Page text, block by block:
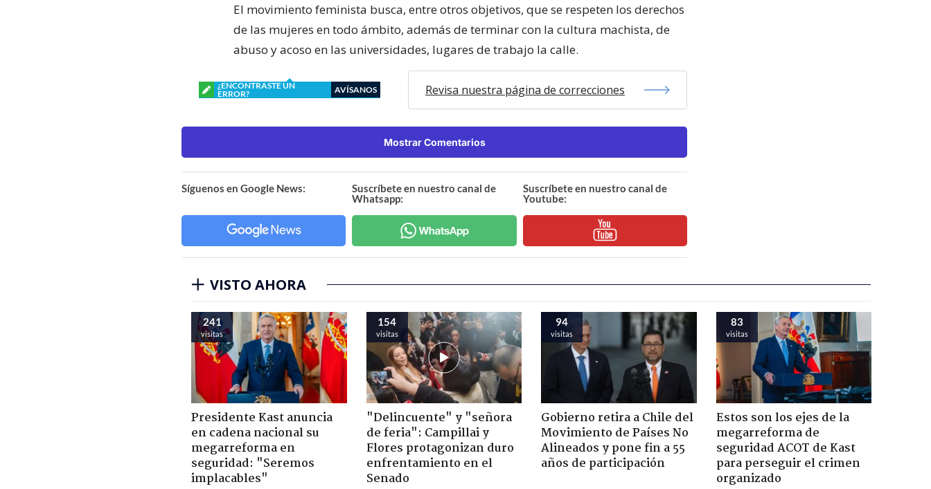
El movimiento feminista busca, entre otros objetivos, que se respeten los derechos
de las mujeres en todo ámbito, además de terminar con la cultura machista, de
abuso y acoso en las universidades, lugares de trabajo la calle.
¿ENCONTRASTE UN
ERROR?
AVÍSANOS Revisa nuestra página de correcciones
Mostrar Comentarios
Síguenos en Google News:
Suscríbete en nuestro canal de
Whatsapp:
Suscríbete en nuestro canal de
Youtube:
VISTO AHORA
241
visitas
Presidente Kast anuncia
en cadena nacional su
megarreforma en
seguridad: "Seremos
implacables"
154
visitas
"Delincuente" y "señora
de feria": Campillai y
Flores protagonizan duro
enfrentamiento en el
Senado
94
visitas
Gobierno retira a Chile del
Movimiento de Países No
Alineados y pone fin a 55
años de participación
83
visitas
Estos son los ejes de la
megarreforma de
seguridad ACOT de Kast
para perseguir el crimen
organizado